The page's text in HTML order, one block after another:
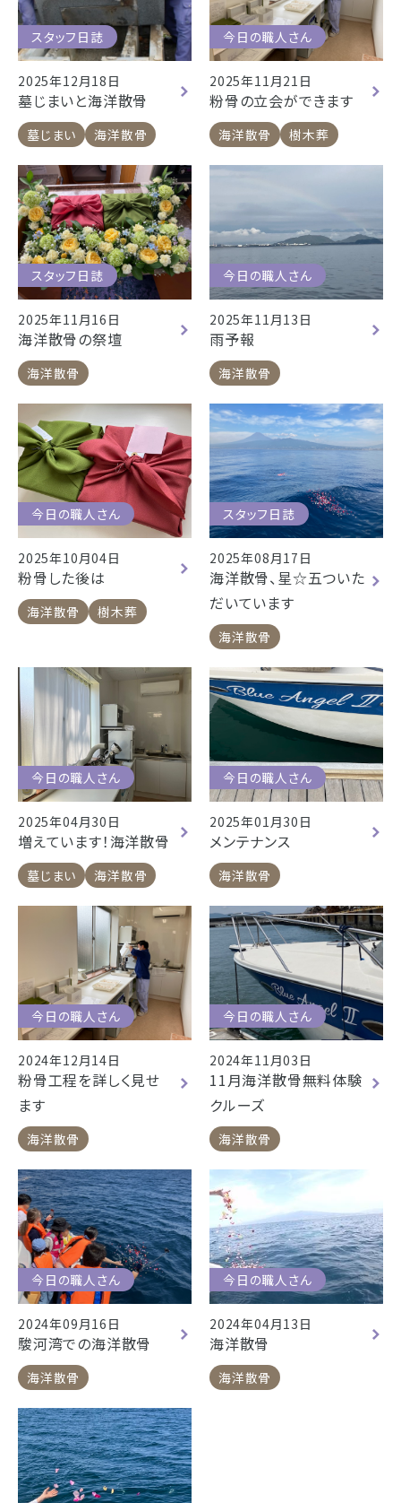
スタッフ日誌
2025年12月18日
墓じまいと海洋散骨
墓じまい 海洋散骨
今日の職人さん
2025年11月21日
粉骨の立会ができます
海洋散骨 樹木葬
スタッフ日誌
2025年11月16日
海洋散骨の祭壇
海洋散骨
今日の職人さん
2025年11月13日
雨予報
海洋散骨
今日の職人さん
2025年10月04日
粉骨した後は
海洋散骨 樹木葬
スタッフ日誌
2025年08月17日
海洋散骨、星☆五ついた
だいています
海洋散骨
今日の職人さん
2025年04月30日
増えています！海洋散骨
墓じまい 海洋散骨
今日の職人さん
2025年01月30日
メンテナンス
海洋散骨
今日の職人さん
2024年12月14日
粉骨工程を詳しく見せ
ます
海洋散骨
今日の職人さん
2024年11月03日
11月海洋散骨無料体験
クルーズ
海洋散骨
今日の職人さん
2024年09月16日
駿河湾での海洋散骨
海洋散骨
今日の職人さん
2024年04月13日
海洋散骨
海洋散骨